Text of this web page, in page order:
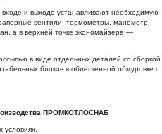
и выходе устанавливают необходимую
вентили, термометры, манометр,
а в верхней точке экономайзера —
в виде отдельных деталей со сборкой
блоков в облегченной обмуровке с
ПРОМКОТЛОСНАБ
условиях.